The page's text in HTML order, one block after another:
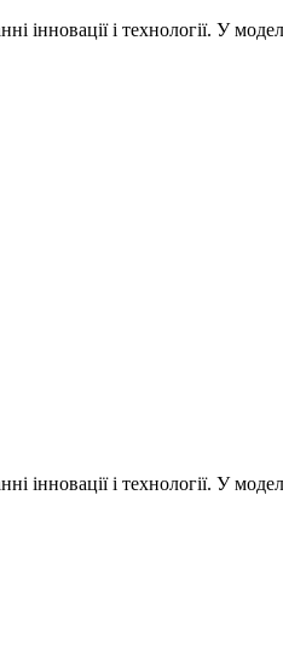
інновації і технології. У
інновації і технології. У